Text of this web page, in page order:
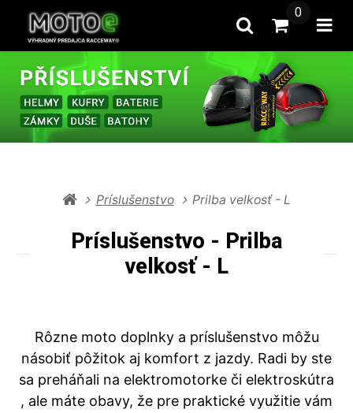
HľadaťPrejsť na
0
Príslušenstvo Prilba velkosť - L
Príslušenstvo - Prilba
velkosť - L
Rôzne moto doplnky a príslušenstvo môžu
násobiť pôžitok aj komfort z jazdy. Radi by ste
sa preháňali na elektromotorke či elektroskútra
, ale máte obavy, že pre praktické využitie vám